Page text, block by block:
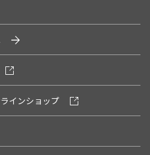
針
扱いに関する基本方針
インショップ